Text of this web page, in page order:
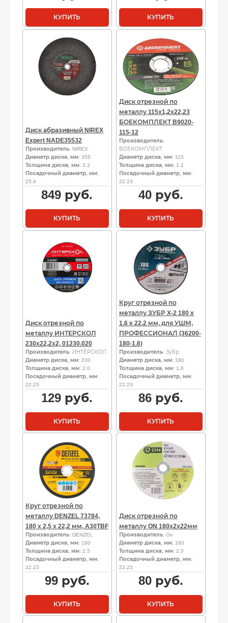
КУПИТЬ КУПИТЬ
Диск абразивный NIREX
Expert NADE35532
Производитель: NIREX
Диаметр диска, мм: 355
Толщина диска, мм: 3.2
Посадочный диаметр, мм:
25.4
849 руб.
КУПИТЬ
Диск отрезной по
металлу 115х1,2х22,23
БОЕКОМПЛЕКТ B9020-
115-12
Производитель:
БОЕКОМПЛЕКТ
Диаметр диска, мм: 115
Толщина диска, мм: 1.2
Посадочный диаметр, мм:
22.23
40руб.
КУПИТЬ
Диск отрезной по
металлу ИНТЕРСКОЛ
230х22,2х2, 01230.020
Производитель: ИНТЕРСКОЛ
Диаметр диска, мм: 230
Толщина диска, мм: 2.0
Посадочный диаметр, мм:
22.23
129 руб.
КУПИТЬ
Круг отрезной по
металлу ЗУБР X-2 180 x
1.6 x 22.2 мм, для УШМ,
ПРОФЕССИОНАЛ (36200-
180-1.6)
Производитель: Зубр
Диаметр диска, мм: 180
Толщина диска, мм: 1.6
Посадочный диаметр, мм:
22.23
86руб.
КУПИТЬ
Круг отрезной по
металлу DENZEL 73784,
180 х 2,5 х 22,2 мм, A30TBF
Производитель: DENZEL
Диаметр диска, мм: 180
Толщина диска, мм: 2.5
Посадочный диаметр, мм:
22.23
99руб.
КУПИТЬ
Диск отрезной по
металлу ON 180х2х22мм
Производитель: On
Диаметр диска, мм: 180
Толщина диска, мм: 2.0
Посадочный диаметр, мм:
22.23
80руб.
КУПИТЬ